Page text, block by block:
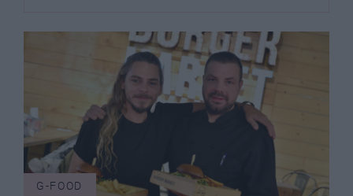
G-FOOD